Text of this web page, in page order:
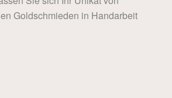
Goldschmieden in Handarbeit